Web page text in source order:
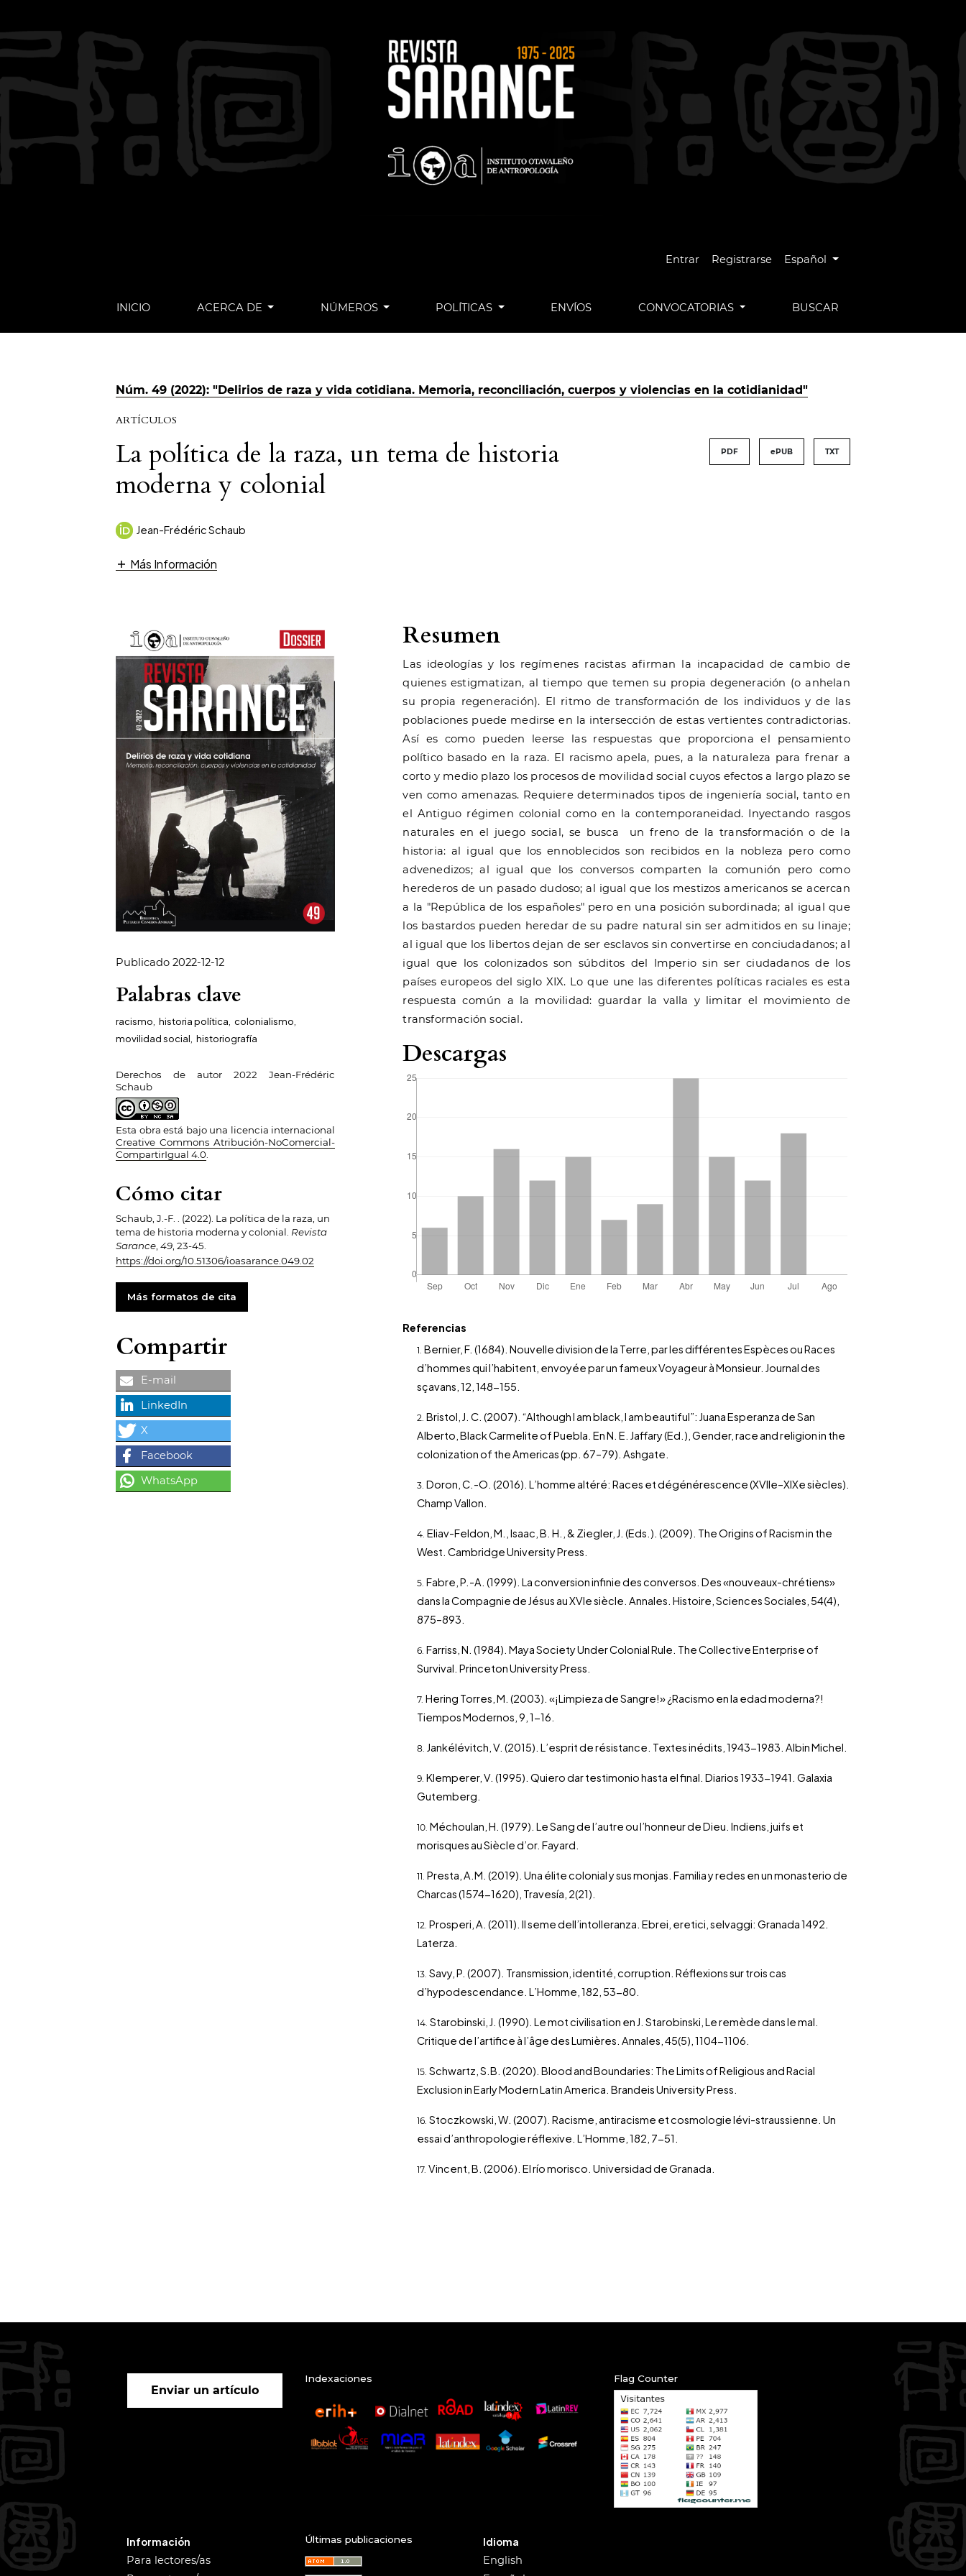
Entrar Registrarse Cambiar el idioma. El idioma actual
Español
INICIO ACERCA DE NÚMEROS POLÍTICAS ENVÍOS CONVOCATORIAS BUSCAR
Núm. 49 (2022): "Delirios de raza y vida cotidiana. Memoria, reconciliación, cuerpos y violencias en la cotidianidad"
ARTÍCULOS
La política de la raza, un tema de historia
moderna y colonial
PDF ePUB TXT
Jean-Frédéric Schaub
Más Información
Publicado 2022-12-12
Palabras clave
racismo historia política colonialismo
movilidad social historiografía
Derechos de autor 2022 Jean-Frédéric
Schaub
Esta obra está bajo una licencia internacional
Creative Commons Atribución-NoComercial-
CompartirIgual 4.0.
Cómo citar
Schaub, J.-F. . (2022). La política de la raza, un
tema de historia moderna y colonial. Revista
Sarance,49, 23-45.
https://doi.org/10.51306/ioasarance.049.02
Más formatos de cita
Compartir
Resumen
Las ideologías y los regímenes racistas afirman la incapacidad de cambio de
quienes estigmatizan, al tiempo que temen su propia degeneración (o anhelan
su propia regeneración). El ritmo de transformación de los individuos y de las
poblaciones puede medirse en la intersección de estas vertientes contradictorias.
Así es como pueden leerse las respuestas que proporciona el pensamiento
político basado en la raza. El racismo apela, pues, a la naturaleza para frenar a
corto y medio plazo los procesos de movilidad social cuyos efectos a largo plazo se
ven como amenazas. Requiere determinados tipos de ingeniería social, tanto en
el Antiguo régimen colonial como en la contemporaneidad. Inyectando rasgos
naturales en el juego social, se busca un freno de la transformación o de la
historia: al igual que los ennoblecidos son recibidos en la nobleza pero como
advenedizos; al igual que los conversos comparten la comunión pero como
herederos de un pasado dudoso; al igual que los mestizos americanos se acercan
a la "República de los españoles" pero en una posición subordinada; al igual que
los bastardos pueden heredar de su padre natural sin ser admitidos en su linaje;
al igual que los libertos dejan de ser esclavos sin convertirse en conciudadanos; al
igual que los colonizados son súbditos del Imperio sin ser ciudadanos de los
países europeos del siglo XIX. Lo que une las diferentes políticas raciales es esta
respuesta común a la movilidad: guardar la valla y limitar el movimiento de
transformación social.
Descargas
Referencias
Bernier, F. (1684). Nouvelle division de la Terre, par les différentes Espèces ou Races
d’hommes qui l’habitent, envoyée par un fameux Voyageur à Monsieur. Journal des
sçavans, 12, 148-155.
Bristol, J. C. (2007). “Although I am black, I am beautiful”: Juana Esperanza de San
Alberto, Black Carmelite of Puebla. En N. E. Jaffary (Ed.), Gender, race and religion in the
colonization of the Americas (pp. 67–79). Ashgate.
Doron, C.-O. (2016). L’homme altéré: Races et dégénérescence (XVIIe–XIXe siècles).
Champ Vallon.
Eliav-Feldon, M., Isaac, B. H., & Ziegler, J. (Eds.). (2009). The Origins of Racism in the
West. Cambridge University Press.
Fabre, P.-A. (1999). La conversion infinie des conversos. Des «nouveaux-chrétiens»
dans la Compagnie de Jésus au XVIe siècle. Annales. Histoire, Sciences Sociales, 54(4),
875–893.
Farriss, N. (1984). Maya Society Under Colonial Rule. The Collective Enterprise of
Survival. Princeton University Press.
Hering Torres, M. (2003). «¡Limpieza de Sangre!» ¿Racismo en la edad moderna?!
Tiempos Modernos, 9, 1-16.
Jankélévitch, V. (2015). L’esprit de résistance. Textes inédits, 1943-1983. Albin Michel.
Klemperer, V. (1995). Quiero dar testimonio hasta el final. Diarios 1933-1941. Galaxia
Gutemberg.
Méchoulan, H. (1979). Le Sang de l’autre ou l’honneur de Dieu. Indiens, juifs et
morisques au Siècle d’or. Fayard.
Presta, A.M. (2019). Una élite colonial y sus monjas. Familia y redes en un monasterio de
Charcas (1574-1620), Travesía, 2(21).
Prosperi, A. (2011). Il seme dell’intolleranza. Ebrei, eretici, selvaggi: Granada 1492.
Laterza.
Savy, P. (2007). Transmission, identité, corruption. Réflexions sur trois cas
d’hypodescendance. L’Homme, 182, 53-80.
Starobinski, J. (1990). Le mot civilisation en J. Starobinski, Le remède dans le mal.
Critique de l’artifice à l’âge des Lumières. Annales, 45(5), 1104-1106.
Schwartz, S.B. (2020). Blood and Boundaries: The Limits of Religious and Racial
Exclusion in Early Modern Latin America. Brandeis University Press.
Stoczkowski, W. (2007). Racisme, antiracisme et cosmologie lévi-straussienne. Un
essai d’anthropologie réflexive. L’Homme, 182, 7-51.
Vincent, B. (2006). El río morisco. Universidad de Granada.
Enviar un artículo
Indexaciones Flag Counter
Información
Para lectores/as
Últimas publicaciones Idioma
English